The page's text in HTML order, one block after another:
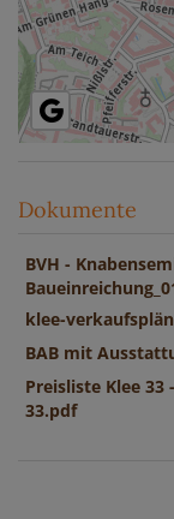
Dokumente
BVH -
klee-
BAB mit
Preisliste Klee
33.pdf